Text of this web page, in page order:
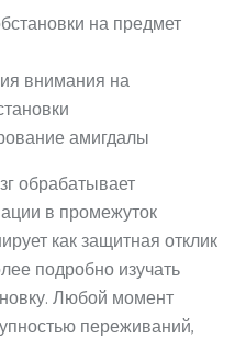
на предмет
внимания на
амигдалы
обрабатывает
в промежуток
как защитная отклик
подробно изучать
Любой момент
переживаний,